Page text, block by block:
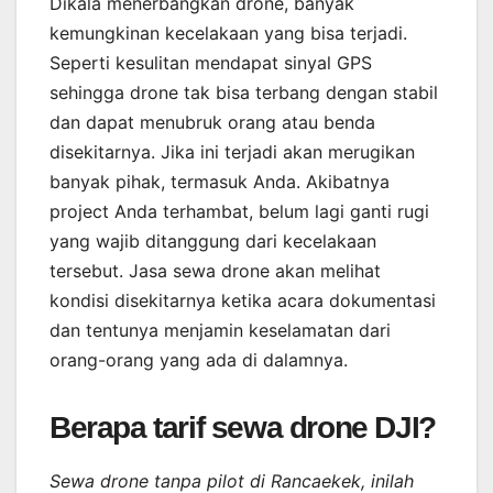
kemungkinan kecelakaan yang bisa terjadi.
Seperti kesulitan mendapat sinyal GPS
sehingga drone tak bisa terbang dengan stabil
dan dapat menubruk orang atau benda
disekitarnya. Jika ini terjadi akan merugikan
banyak pihak, termasuk Anda. Akibatnya
project Anda terhambat, belum lagi ganti rugi
yang wajib ditanggung dari kecelakaan
tersebut. Jasa sewa drone akan melihat
kondisi disekitarnya ketika acara dokumentasi
dan tentunya menjamin keselamatan dari
orang-orang yang ada di dalamnya.
Berapa tarif sewa drone DJI?
Sewa drone tanpa pilot di Rancaekek, inilah